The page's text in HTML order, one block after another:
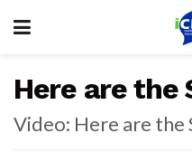
Here are the
Video: Here are the